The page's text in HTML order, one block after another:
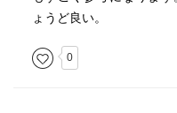
①栽培環境(適温・適土)
②品種
ょうど良い。
0